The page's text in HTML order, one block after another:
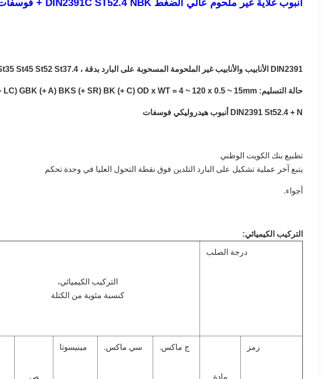
أنبوب غلاية غير ملحوم عالي الضغط DIN2391C ST52.4 NBK + فوسفات دقيق مسحوب على البارد DNV.GL معتمد
DIN2391 الأنابيب والأنابيب غير الملحومة المسحوبة على البارد بدقة ، Gr St35 St45 St52 St37.4 ، تستخدم الأنابيب غير الملحومة الجاهزة على البارد للهيدروليك والهواء المضغوط.
حالة التسليم: NBK (+ N) BKW (+ LC) GBK (+ A) BKS (+ SR) BK (+ C) OD x WT = 4 ~ 120 x 0.5 ~ 15mm
DIN2391 St52.4 + N أنبوب هيدروليكي فوسفات
تطبيع بنك الكويت الوطني
يتبع آخر عملية تشكيل على البارد التلدين فوق نقطة التحول العليا في وحدة تحكم
أجواء.
التركيب الكيميائي:
درجة الصلب
التركيب الكيميائي،
كنسبة مئوية من الكتلة
رمز
مادة
ج ماكس. سي ماكس. مينيسوتا
ص